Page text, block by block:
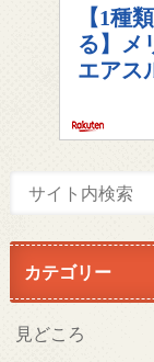
カテゴリー
見どころ